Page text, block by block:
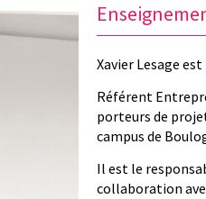
Xavier Lesage est
Référent
porteurs de
campus de
Il est le
collaboration